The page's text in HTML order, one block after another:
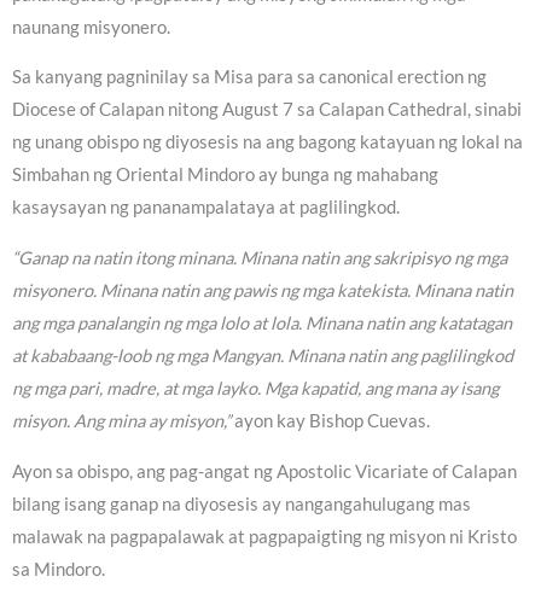
naunang misyonero.
Sa kanyang pagninilay sa Misa para sa canonical erection ng
Diocese of Calapan nitong August 7 sa Calapan Cathedral, sinabi
ng unang obispo ng diyosesis na ang bagong katayuan ng lokal na
Simbahan ng Oriental Mindoro ay bunga ng mahabang
kasaysayan ng pananampalataya at paglilingkod.
“Ganap na natin itong minana. Minana natin ang sakripisyo ng mga
misyonero. Minana natin ang pawis ng mga katekista. Minana natin
ang mga panalangin ng mga lolo at lola. Minana natin ang katatagan
at kababaang-loob ng mga Mangyan. Minana natin ang paglilingkod
ng mga pari, madre, at mga layko. Mga kapatid, ang mana ay isang
misyon. Ang mina ay misyon,”ayon kay Bishop Cuevas.
Ayon sa obispo, ang pag-angat ng Apostolic Vicariate of Calapan
bilang isang ganap na diyosesis ay nangangahulugang mas
malawak na pagpapalawak at pagpapaigting ng misyon ni Kristo
sa Mindoro.